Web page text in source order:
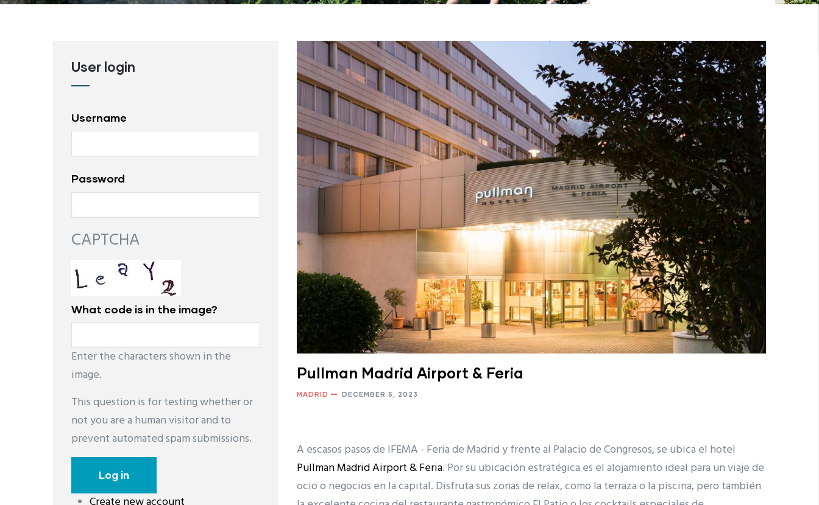
Pullman Madrid Airport & Feria
MADRID DECEMBER 5, 2023
A escasos pasos de IFEMA - Feria de Madrid y frente al Palacio de Congresos, se ubica el hotel
Pullman Madrid Airport & Feria. Por su ubicación estratégica es el alojamiento ideal para un viaje de
ocio o negocios en la capital. Disfruta sus zonas de relax, como la terraza o la piscina, pero también
User login
Username
Password
CAPTCHA
What code is in the image?
Enter the characters shown in the
image.
This question is for testing whether or
not you are a human visitor and to
prevent automated spam submissions.